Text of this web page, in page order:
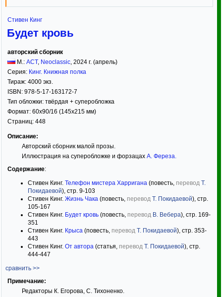
Стивен Кинг
Будет кровь
авторский сборник
М.: АСТ, Neoclassic, 2024 г. (апрель)
Серия: Кинг. Книжная полка
Тираж: 4000 экз.
ISBN: 978-5-17-163172-7
Тип обложки: твёрдая + суперобложка
Формат: 60x90/16 (145x215 мм)
Страниц: 448
Описание:
Авторский сборник малой прозы.
Иллюстрация на суперобложке и форзацах А. Фереза.
Содержание:
Стивен Кинг. Телефон мистера Харригана (повесть, перевод Т.
Покидаевой), стр. 9-103
Стивен Кинг. Жизнь Чака (повесть, перевод Т. Покидаевой), стр.
105-167
Стивен Кинг. Будет кровь (повесть, перевод В. Вебера), стр. 169-
351
Стивен Кинг. Крыса (повесть, перевод Т. Покидаевой), стр. 353-
443
Стивен Кинг. От автора (статья, перевод Т. Покидаевой), стр.
444-447
сравнить >>
Примечание:
Редакторы К. Егорова, С. Тихоненко.